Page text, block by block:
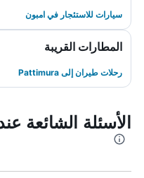
سيارات للاستئجار في امبون
المطارات القريبة
رحلات طيران إلى Pattimura
الأسئلة الشائعة